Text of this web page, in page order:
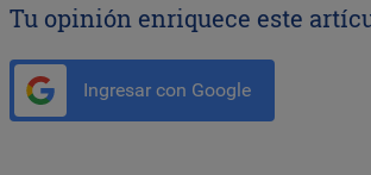
Tu opinión enriquece este
Ingresar con Google